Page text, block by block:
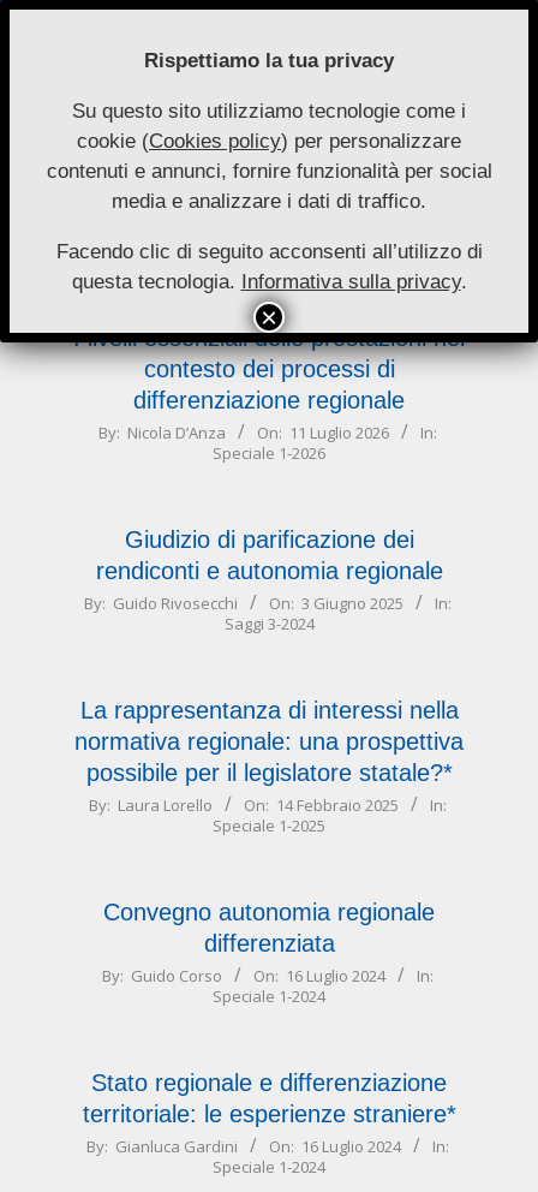
Skip
Nuove
Autonomie
Primary
Navigation
Menu
I livelli essenziali delle prestazioni nel
contesto dei processi di
differenziazione regionale
2026-
By: Nicola D’Anza On: 11 Luglio 2026
In:
Speciale 1-2026
Giudizio di parificazione dei
rendiconti e autonomia regionale
2025-
By: Guido Rivosecchi On: 3 Giugno 2025
In:
Saggi 3-2024
La rappresentanza di interessi nella
normativa regionale: una prospettiva
possibile per il legislatore statale?*
2025-
By: Laura Lorello On: 14 Febbraio 2025
In:
Speciale 1-2025
Convegno autonomia regionale
differenziata
2024-
By: Guido Corso On: 16 Luglio 2024
In:
Speciale 1-2024
Stato regionale e differenziazione
territoriale: le esperienze straniere*
2024-
By: Gianluca Gardini On: 16 Luglio 2024
In:
Speciale 1-2024
Rispettiamo la tua privacy
Su questo sito utilizziamo tecnologie come i
cookie (Cookies policy) per personalizzare
contenuti e annunci, fornire funzionalità per social
media e analizzare i dati di traffico.
Facendo clic di seguito acconsenti all’utilizzo di
questa tecnologia. Informativa sulla privacy.